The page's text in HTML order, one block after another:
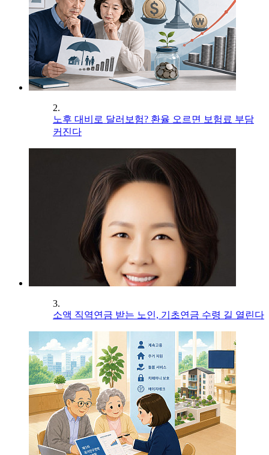
2.
노후 대비로 달러보험? 환율 오르면 보험료 부담
커진다
3.
소액 직역연금 받는 노인, 기초연금 수령 길 열린다